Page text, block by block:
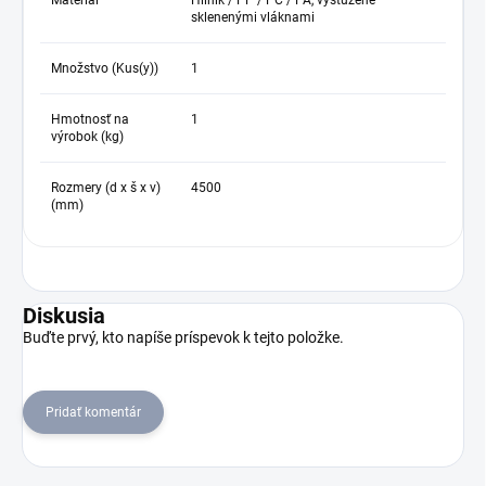
sklenenými vláknami
Množstvo (Kus(y)) 1
Hmotnosť na
výrobok (kg)
1
Rozmery (d x š x v)
(mm)
4500
Diskusia
Buďte prvý, kto napíše príspevok k tejto položke.
Pridať komentár